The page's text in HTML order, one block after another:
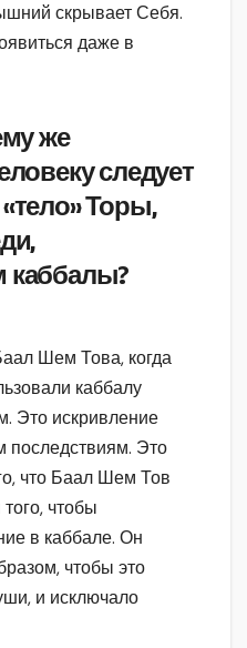
скрывает Себя.
даже в
же
следует
Торы,
каббалы?
Шем Това, когда
каббалу
Это искривление
последствиям. Это
что Баал Шем Тов
чтобы
в каббале. Он
чтобы это
и исключало